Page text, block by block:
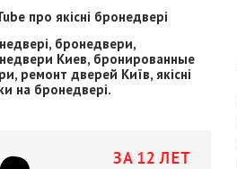
про якісні бронедвері
бронедвери,
Киев, бронированные
ремонт дверей Київ, якісні
на бронедвері.